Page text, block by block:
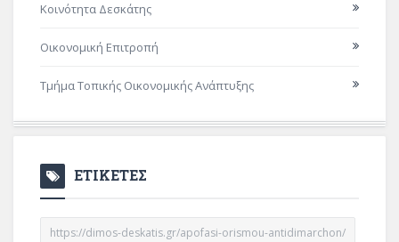
Κοινότητα Δεσκάτης
Οικονομική Επιτροπή
Τμήμα Τοπικής Οικονομικής Ανάπτυξης
ΕΤΙΚΕΤΕΣ
https://dimos-deskatis.gr/apofasi-orismou-antidimarchon/